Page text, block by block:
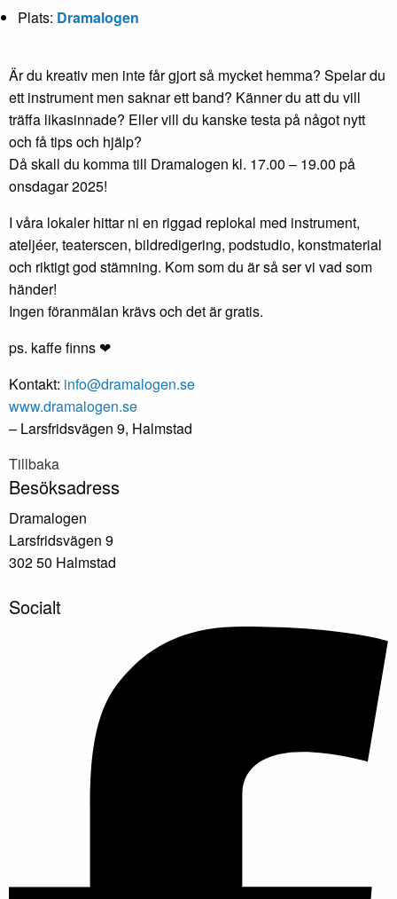
Plats: Dramalogen
Är du kreativ men inte får gjort så mycket hemma? Spelar du
ett instrument men saknar ett band? Känner du att du vill
träffa likasinnade? Eller vill du kanske testa på något nytt
och få tips och hjälp?
Då skall du komma till Dramalogen kl. 17.00 – 19.00 på
onsdagar 2025!
I våra lokaler hittar ni en riggad replokal med instrument,
ateljéer, teaterscen, bildredigering, podstudio, konstmaterial
och riktigt god stämning. Kom som du är så ser vi vad som
händer!
Ingen föranmälan krävs och det är gratis.
ps. kaffe finns ❤
Kontakt: info@dramalogen.se
www.dramalogen.se
– Larsfridsvägen 9, Halmstad
Tillbaka
Besöksadress
Dramalogen
Larsfridsvägen 9
302 50 Halmstad
Socialt